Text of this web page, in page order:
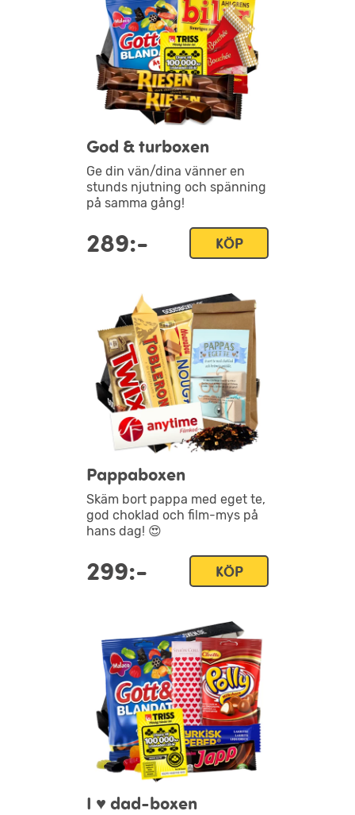
God & turboxen
Ge din vän/dina vänner en
stunds njutning och spänning
på samma gång!
289:- KÖP
Pappaboxen
Skäm bort pappa med eget te,
god choklad och film-mys på
hans dag! 😍
299:- KÖP
I ♥ dad-boxen